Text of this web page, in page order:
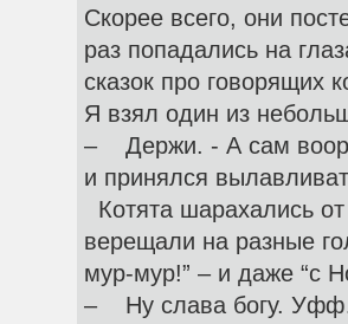
Скорее всего, они
раз попадались на
сказок про говорящих
Я взял один из
– Держи. - А сам
и принялся
Котята шарахались
верещали на разные
мур-мур!” – и даже “с
– Ну слава богу.